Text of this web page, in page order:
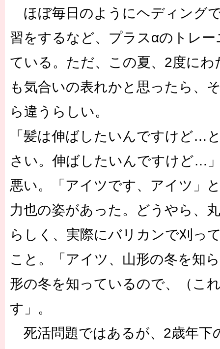
ほぼ毎日のようにヘディング
習をするなど、プラスαのトレ
ている。ただ、この夏、2度に
も気合いの表れかと思ったら、
ら違うらしい。
「髪は伸ばしたいんですけど…
さい。伸ばしたいんですけど…
悪い。「アイツです、アイツ」
力也の姿があった。どうやら、
らしく、実際にバリカンで刈っ
こと。「アイツ、山形の冬を知
形の冬を知っているので、（こ
す」。
死活問題ではあるが、2歳年下